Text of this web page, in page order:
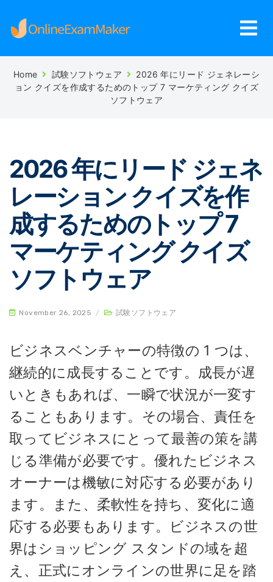
Home 試験ソフトウェア
2026 年にリード ジェネレーシ
ョン クイズを作成するためのトップ 7 マーケティング クイズ
ソフトウェア
2026 年にリード ジェネ
レーション クイズを作
成するためのトップ 7
マーケティング クイズ
ソフトウェア
November 26, 2025 / 試験ソフトウェア
ビジネスベンチャーの特徴の 1 つは、
継続的に成長することです。成長が遅
いときもあれば、一瞬で状況が一変す
ることもあります。その場合、責任を
取ってビジネスにとって最善の策を講
じる準備が必要です。優れたビジネス
オーナーは機敏に対応する必要があり
ます。また、柔軟性を持ち、変化に適
応する必要もあります。ビジネスの世
界はショッピング スタンドの域を超
え、正式にオンラインの世界に足を踏